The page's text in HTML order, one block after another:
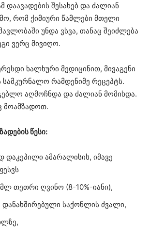
დაავადების შესახებ და ძალიან
რომ ქიმიური წამლები მთელი
უნდა ვსვა, თანაც შეიძლება
ვერც მივიღო.
ხალხური მედიცინით, მივაგენი
სამკურნალო რამდენიმე რეცეპტს.
აღმოჩნდა და ძალიან მომიხდა.
მოამზადოთ.
წესი:
დაკეპილი ამარალისის, იმავე
თეთრი ღვინო (8-10%-იანი),
დანახშირებული საქონლის ძვალი,